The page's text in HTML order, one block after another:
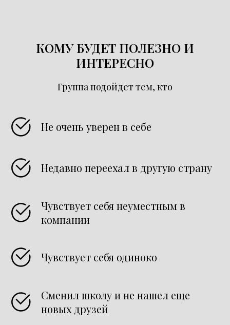
КОМУ БУДЕТ ПОЛЕЗНО И
ИНТЕРЕСНО
Группа подойдет тем, кто
Не очень уверен в себе
Недавно переехал в другую страну
Чувствует себя неуместным в
компании
Чувствует себя одиноко
Сменил школу и не нашел еще
новых друзей